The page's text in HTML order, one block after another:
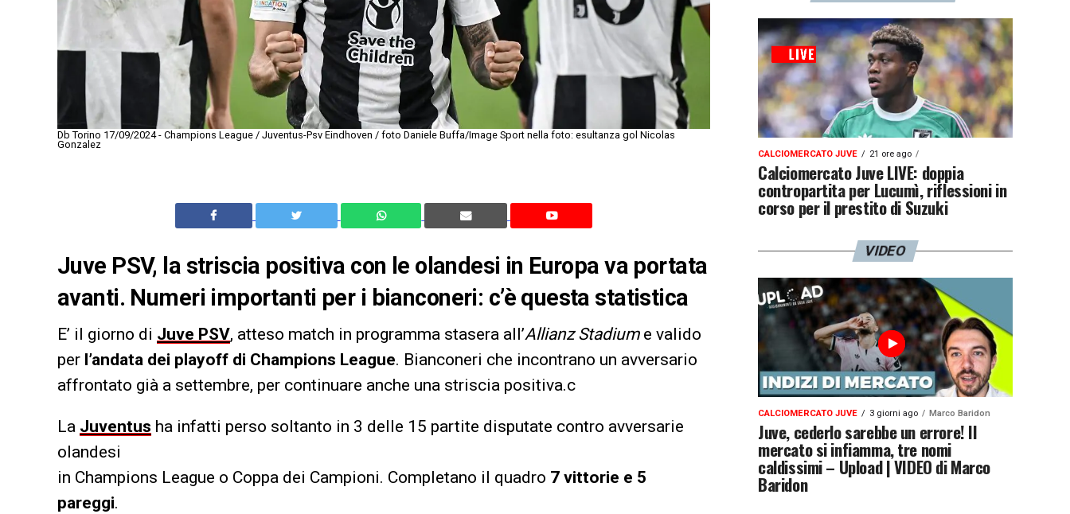
Db Torino 17/09/2024 - Champions League / Juventus-Psv Eindhoven / foto Daniele Buffa/Image Sport nella foto: esultanza gol Nicolas
Gonzalez
Juve PSV, la striscia positiva con le olandesi in Europa va portata
avanti. Numeri importanti per i bianconeri: c’è questa statistica
E’ il giorno di Juve PSV, atteso match in programma stasera all’Allianz Stadiume valido
per l’andata dei playoff di Champions League. Bianconeri che incontrano un avversario
affrontato già a settembre, per continuare anche una striscia positiva.c
La Juventus ha infatti perso soltanto in 3 delle 15 partite disputate contro avversarie
olandesi
in Champions League o Coppa dei Campioni. Completano il quadro 7 vittorie e 5
pareggi.
CALCIOMERCATO JUVE 21 ore ago
Calciomercato Juve LIVE: doppia
contropartita per Lucumì, riflessioni in
corso per il prestito di Suzuki
VIDEO
CALCIOMERCATO JUVE 3 giorni ago Marco Baridon
Juve, cederlo sarebbe un errore! Il
mercato si infiamma, tre nomi
caldissimi – Upload | VIDEO di Marco
Baridon